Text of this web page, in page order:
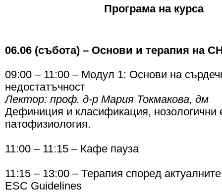
Програма на курса
06.06 (събота) – Основи и терапия на
09:00 – 11:00 – Модул 1: Основи на
недостатъчност
Лектор: проф. д-р Мария Токмакова, дм
Дефиниция и класификация, нозологични
патофизиология.
11:00 – 11:15 – Кафе пауза
11:15 – 13:00 – Терапия според
ESC Guidelines